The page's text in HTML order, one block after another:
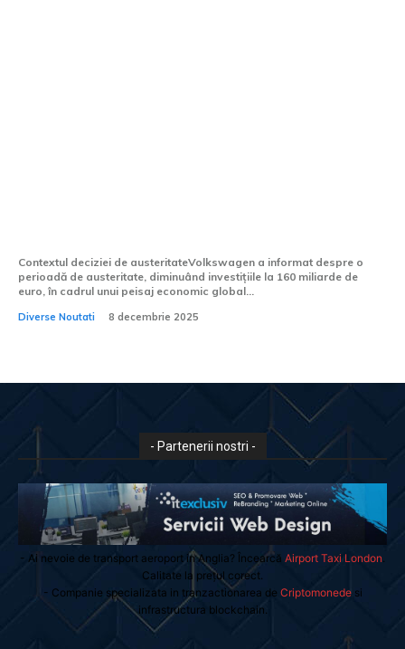
Contextul deciziei de austeritateVolkswagen a informat despre o
perioadă de austeritate, diminuând investițiile la 160 miliarde de
euro, în cadrul unui peisaj economic global...
Diverse Noutati 8 decembrie 2025
- Partenerii nostri -
- Ai nevoie de transport aeroport in Anglia? Încearcă Airport Taxi London
Calitate la prețul corect.
- Companie specializata in tranzactionarea de Criptomonedesi
infrastructura blockchain.